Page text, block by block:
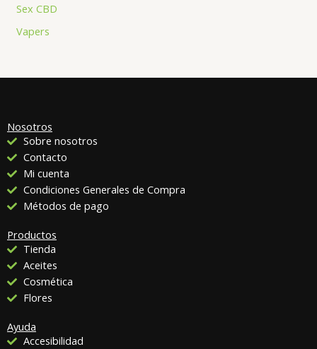
Sex CBD
Vapers
Nosotros
Sobre nosotros
Contacto
Mi cuenta
Condiciones Generales de Compra
Métodos de pago
Productos
Tienda
Aceites
Cosmética
Flores
Ayuda
Accesibilidad